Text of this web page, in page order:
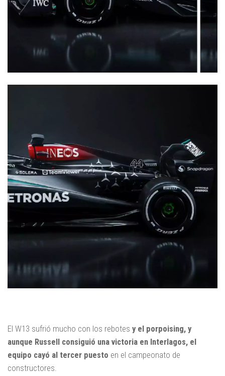
El W13 sufrió mucho con los rebotes y el porpoising, y
aunque Russell consiguió una victoria en Interlagos, el
equipo cayó al tercer puesto en el campeonato de
constructores.